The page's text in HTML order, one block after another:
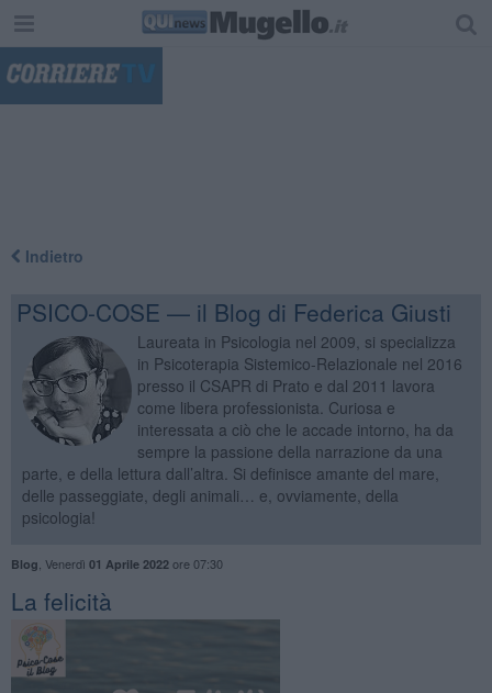
Indietro
PSICO-COSE — il Blog di Federica Giusti
Laureata in Psicologia nel 2009, si specializza
in Psicoterapia Sistemico-Relazionale nel 2016
presso il CSAPR di Prato e dal 2011 lavora
come libera professionista. Curiosa e
interessata a ciò che le accade intorno, ha da
sempre la passione della narrazione da una
parte, e della lettura dall’altra. Si definisce amante del mare,
delle passeggiate, degli animali… e, ovviamente, della
psicologia!
Blog Venerdì 01 Aprile 2022ore 07:30
​La felicità